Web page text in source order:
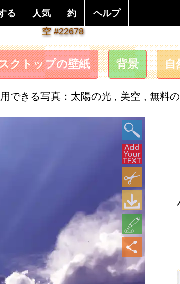
る 人気 約
ヘルプ
空 #22678
クトップの壁紙 背景 自
できる写真：太陽の光 , 美空 , 無料